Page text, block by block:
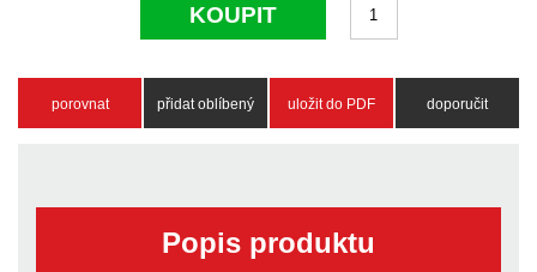
KOUPIT
porovnat přidat oblíbený uložit do PDF doporučit
Popis produktu